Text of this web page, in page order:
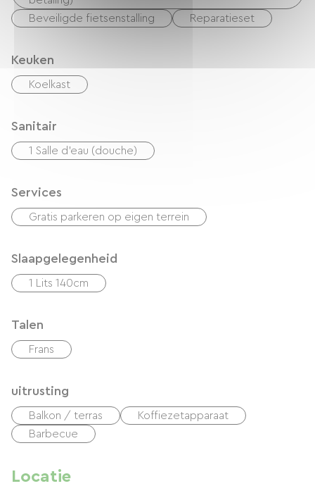
Beveiligde fietsenstalling
Reparatieset
Keuken
Koelkast
Sanitair
1 Salle d'eau (douche)
Services
Gratis parkeren op eigen terrein
Slaapgelegenheid
1 Lits 140cm
Talen
Frans
uitrusting
Balkon / terras
Koffiezetapparaat
Barbecue
Locatie